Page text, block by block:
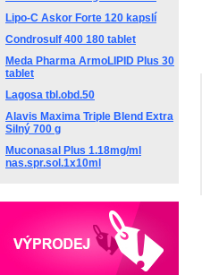
Lipo-C Askor Forte 120 kapslí
Condrosulf 400 180 tablet
Meda Pharma ArmoLIPID Plus 30
tablet
Lagosa tbl.obd.50
Alavis Maxima Triple Blend Extra
Silný 700 g
Muconasal Plus 1.18mg/ml
nas.spr.sol.1x10ml